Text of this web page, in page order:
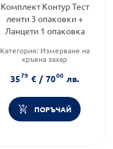
Комплект Контур Тест
ленти 3 опаковки +
Ланцети 1 опаковка
Категория: Измерване на
кръвна захар
Форма на продукта:
комплект
3579 € / 7000 лв.
ПОРЪЧАЙ